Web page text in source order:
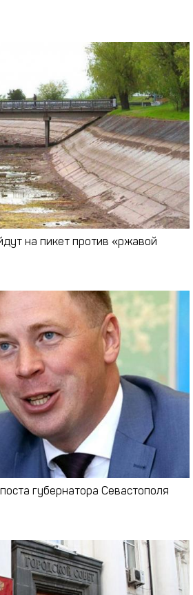
на пикет против «ржавой
губернатора Севастополя